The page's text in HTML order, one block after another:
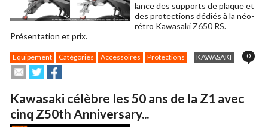
lance des supports de plaque et
des protections dédiés à la néo-
rétro Kawasaki Z650 RS.
Présentation et prix.
Equipement Catégories Accessoires Protections KAWASAKI 0
Envoyer
cet
à
un
ami
Partager
sur
sur
Kawasaki célèbre les 50 ans de la Z1 avec
cinq Z50th Anniversary...